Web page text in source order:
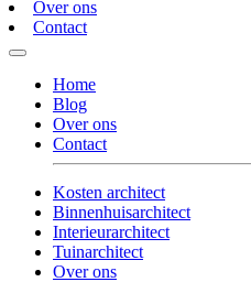
Over ons
Contact
Home
Blog
Over ons
Contact
Kosten architect
Binnenhuisarchitect
Interieurarchitect
Tuinarchitect
Over ons